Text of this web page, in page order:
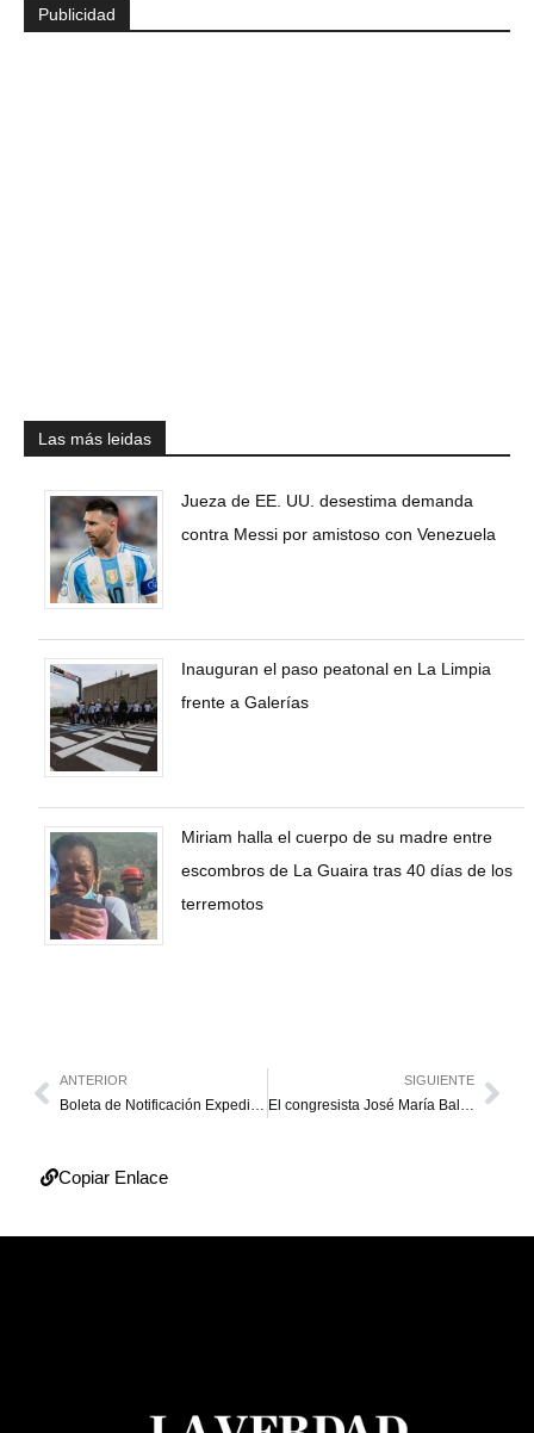
Publicidad
Las más leidas
Jueza de EE. UU. desestima demanda
contra Messi por amistoso con Venezuela
Inauguran el paso peatonal en La Limpia
frente a Galerías
Miriam halla el cuerpo de su madre entre
escombros de La Guaira tras 40 días de los
terremotos
ANTERIOR
Boleta de Notificación Expediente Nro 13.477
SIGUIENTE
El congresista José María Balcázar jura como nuevo presidente interino de Perú
Copiar Enlace